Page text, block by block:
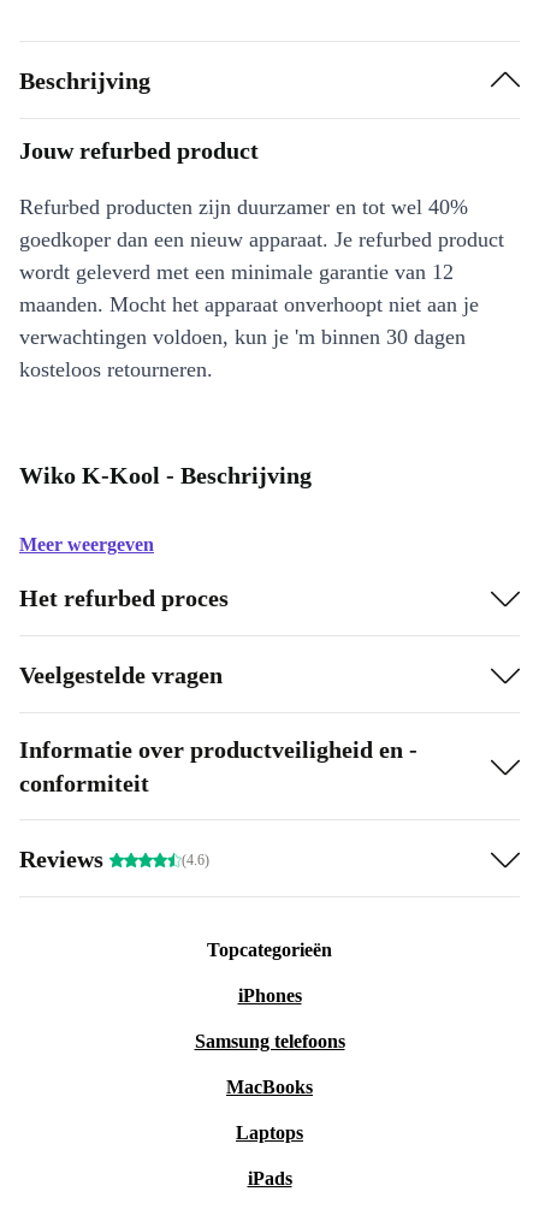
Beschrijving
Jouw refurbed product
Refurbed producten zijn duurzamer en tot wel 40%
goedkoper dan een nieuw apparaat. Je refurbed product
wordt geleverd met een minimale garantie van 12
maanden. Mocht het apparaat onverhoopt niet aan je
verwachtingen voldoen, kun je 'm binnen 30 dagen
kosteloos retourneren.
Wiko K-Kool - Beschrijving
Meer weergeven
Het refurbed proces
Veelgestelde vragen
Informatie over productveiligheid en -
conformiteit
Reviews (4.6)
Topcategorieën
iPhones
Samsung telefoons
MacBooks
Laptops
iPads